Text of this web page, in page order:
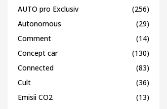
AUTO pro Exclusiv
(256)
Autonomous
(29)
Comment
(14)
Concept car
(130)
Connected
(83)
Cult
(36)
Emisii CO2
(13)